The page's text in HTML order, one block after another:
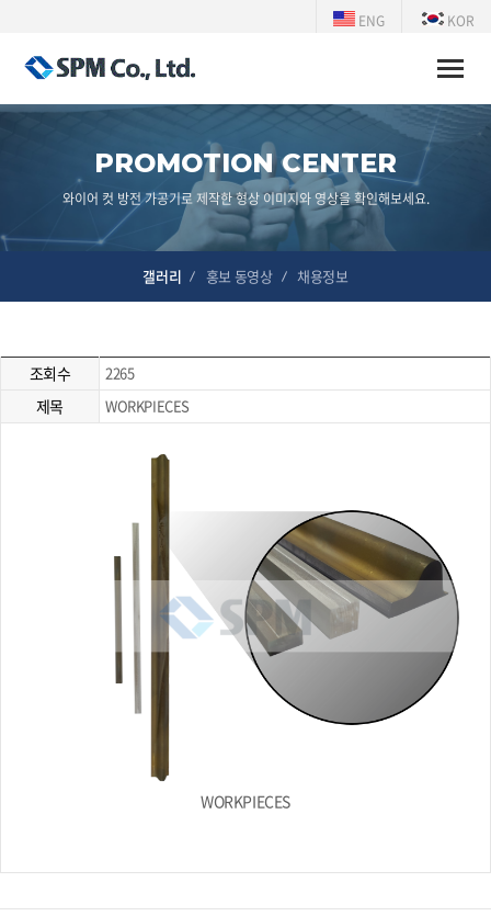
ENG KOR
Toggle
PROMOTION CENTER
와이어 컷 방전 가공기로 제작한 형상 이미지와 영상을 확인해보세요.
갤러리 홍보 동영상 채용정보
조회수 2265
제목 WORKPIECES
WORKPIECES